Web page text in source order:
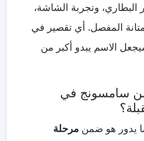
البطاري، وتجربة الشاشة،
المفصل. أي تقصير في
الاسم يبدو أكبر من
من سامسونج في
يدور هو ضمن مرحلة